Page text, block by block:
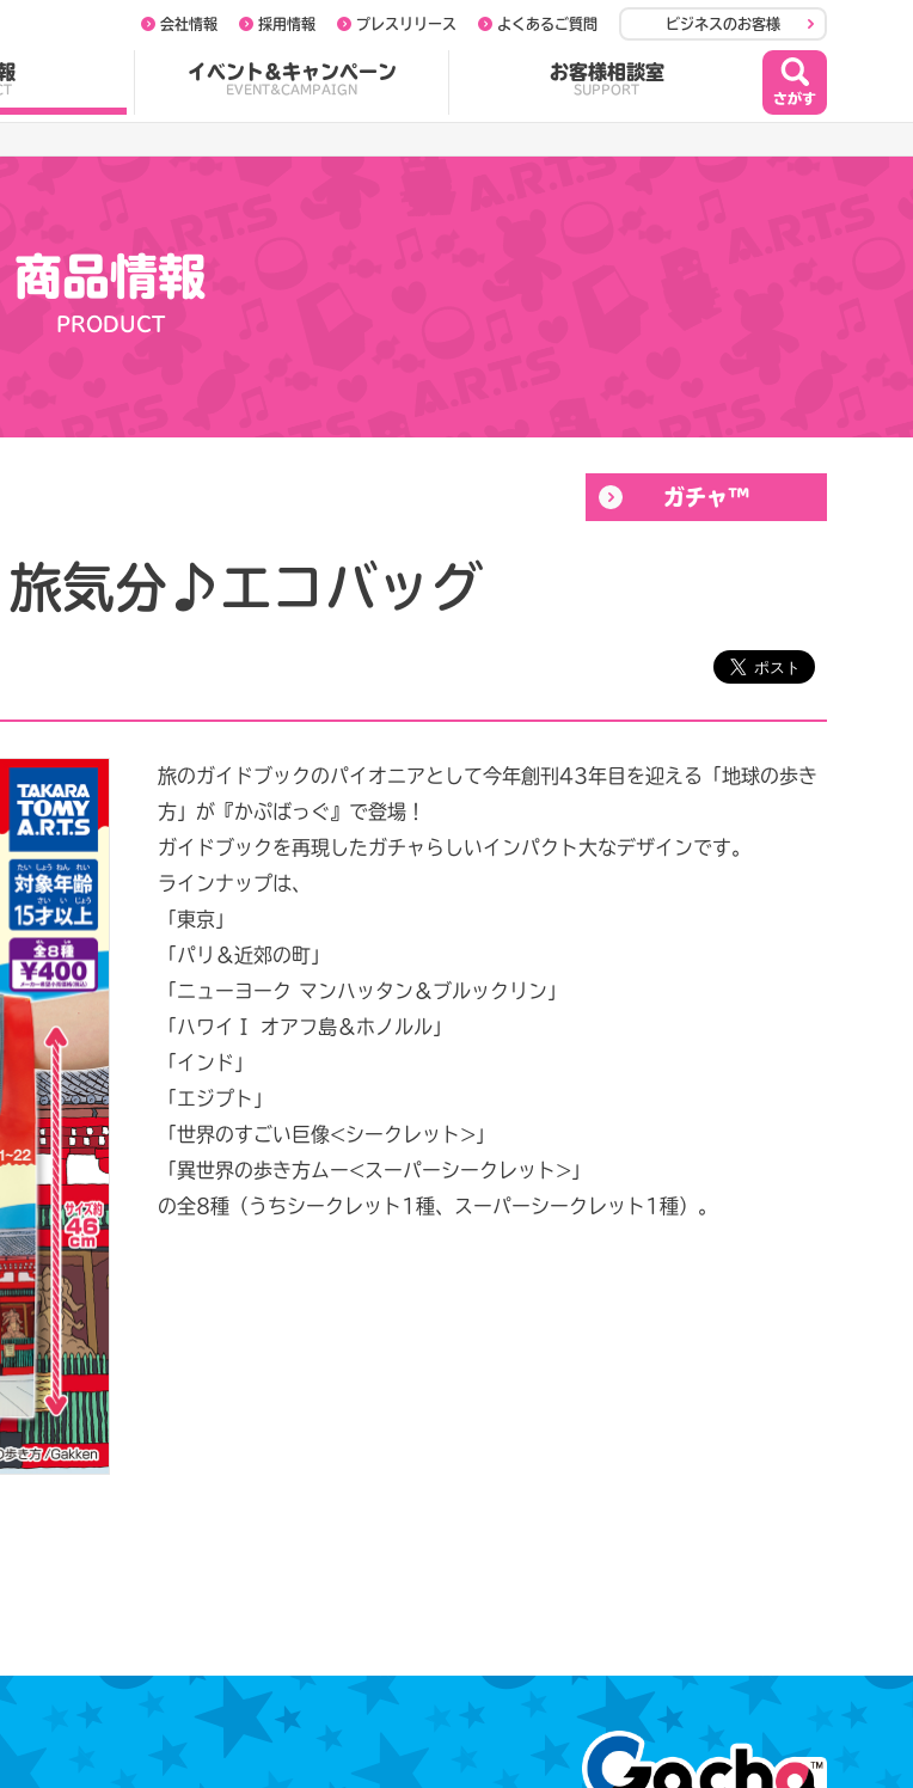
イベント&キャンペーン
EVENT&CAMPAIGN
お客様相談室
SUPPORT
会社情報 採用情報 プレスリリース よくあるご質問 ビジネスのお客様
商品情報
PRODUCT
ガチャ™
気分♪エコバッグ
旅のガイドブックのパイオニアとして今年創刊43年目を迎える「地球の歩き
方」が『かぷばっぐ』で登場！
ガイドブックを再現したガチャらしいインパクト大なデザインです。
ラインナップは、
「東京」
「パリ＆近郊の町」
「ニューヨーク マンハッタン＆ブルックリン」
「ハワイⅠ オアフ島＆ホノルル」
「インド」
「エジプト」
「世界のすごい巨像<シークレット>」
「異世界の歩き方ムー<スーパーシークレット>」
の全8種（うちシークレット1種、スーパーシークレット1種）。